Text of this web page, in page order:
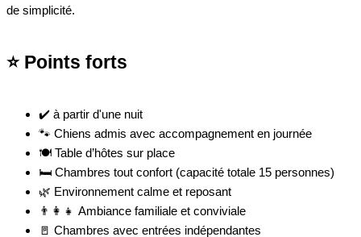
de simplicité.
⭐ Points forts
✔️ à partir d'une nuit
🐾 Chiens admis avec accompagnement en journée
🍽️ Table d’hôtes sur place
🛏️ Chambres tout confort (capacité totale 15 personnes)
🌿 Environnement calme et reposant
👨‍👩‍👧 Ambiance familiale et conviviale
🚪 Chambres avec entrées indépendantes